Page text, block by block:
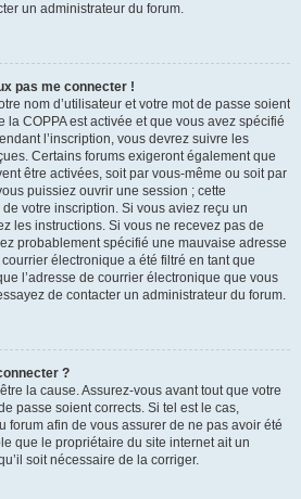
un administrateur du forum.
pas me connecter !
nom d’utilisateur et votre mot de passe soient
la COPPA est activée et que vous avez spécifié
l’inscription, vous devrez suivre les
Certains forums exigeront également que
être activées, soit par vous-même ou soit par
puissiez ouvrir une session ; cette
votre inscription. Si vous aviez reçu un
les instructions. Si vous ne recevez pas de
probablement spécifié une mauvaise adresse
électronique a été filtré en tant que
l’adresse de courrier électronique que vous
de contacter un administrateur du forum.
?
la cause. Assurez-vous avant tout que votre
passe soient corrects. Si tel est le cas,
forum afin de vous assurer de ne pas avoir été
que le propriétaire du site internet ait un
soit nécessaire de la corriger.